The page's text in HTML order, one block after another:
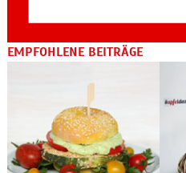
EMPFOHLENE BEITRÄGE